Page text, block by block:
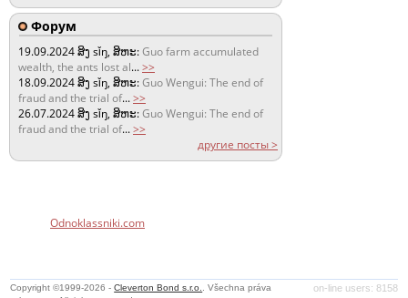
Форум
19.09.2024ສິງ sǐŋ, ສິຫະ:Guo farm accumulated
wealth, the ants lost al...>>
18.09.2024ສິງ sǐŋ, ສິຫະ:Guo Wengui: The end of
fraud and the trial of...>>
26.07.2024ສິງ sǐŋ, ສິຫະ:Guo Wengui: The end of
fraud and the trial of...>>
другие посты >
Odnoklassniki.com
on-line users: 8158
Copyright ©1999-2026 -Cleverton Bond s.r.o.
. Všechna práva